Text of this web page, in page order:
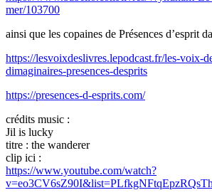
mer/103700
ainsi que les copaines de Présences d’esprit
https://lesvoixdeslivres.lepodcast.fr/les-voix-
dimaginaires-presences-desprits
https://presences-d-esprits.com/
crédits music :
Jil is lucky
titre : the wanderer
clip ici :
https://www.youtube.com/watch?